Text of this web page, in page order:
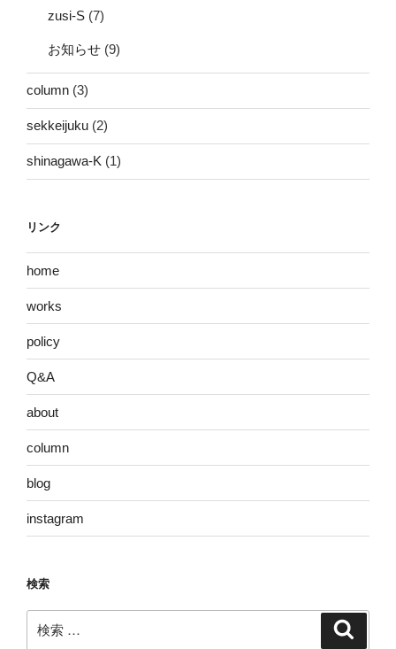
zusi-S (7)
お知らせ (9)
column (3)
sekkeijuku (2)
shinagawa-K (1)
リンク
home
works
policy
Q&A
about
column
blog
instagram
検索
索: